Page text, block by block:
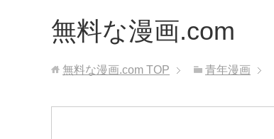
無料な漫画.com
無料な漫画.com TOP 青年漫画